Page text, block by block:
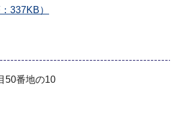
337KB）
50番地の10